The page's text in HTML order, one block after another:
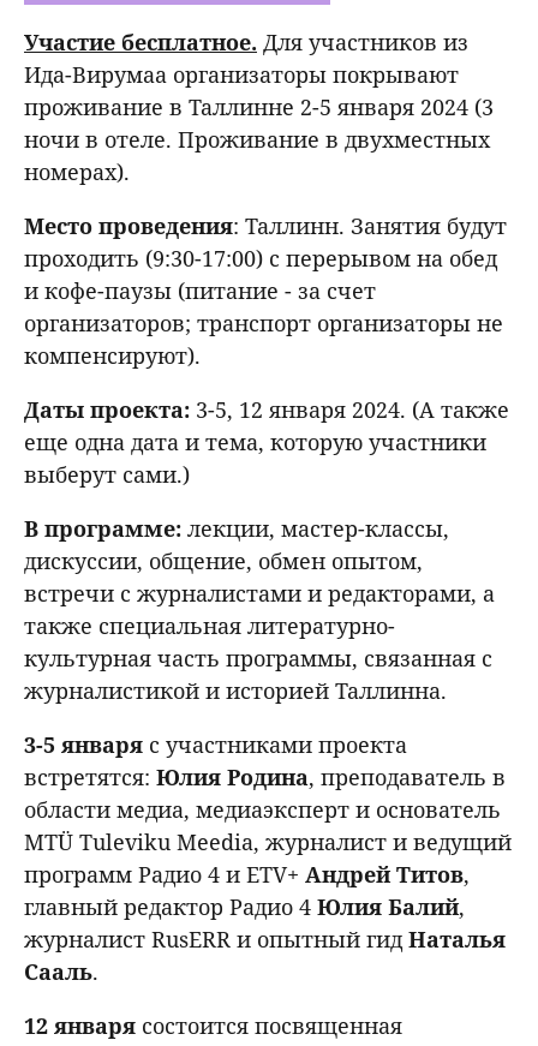
Участие бесплатное. Для участников из
Ида-Вирумаа организаторы покрывают
проживание в Таллинне 2-5 января 2024 (3
ночи в отеле. Проживание в двухместных
номерах).
Место проведения: Таллинн. Занятия будут
проходить (9:30-17:00) с перерывом на обед
и кофе-паузы (питание - за счет
организаторов; транспорт организаторы не
компенсируют).
Даты проекта: 3-5, 12 января 2024. (А также
еще одна дата и тема, которую участники
выберут сами.)
В программе: лекции, мастер-классы,
дискуссии, общение, обмен опытом,
встречи с журналистами и редакторами, а
также специальная литературно-
культурная часть программы, связанная с
журналистикой и историей Таллинна.
3-5 января с участниками проекта
встретятся: Юлия Родина, преподаватель в
области медиа, медиаэксперт и основатель
MTÜ Tuleviku Meedia, журналист и ведущий
программ Радио 4 и ETV+ Андрей Титов,
главный редактор Радио 4 Юлия Балий,
журналист RusERR и опытный гид Наталья
Сааль.
12 января состоится посвященная